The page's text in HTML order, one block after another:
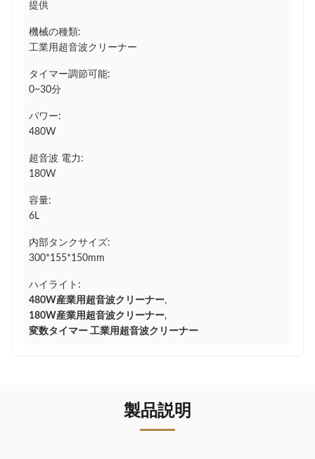
提供
機械の種類:
工業用超音波クリーナー
タイマー調節可能:
0~30分
パワー:
480W
超音波 電力:
180W
容量:
6L
内部タンクサイズ:
300*155*150mm
ハイライト:
480W産業用超音波クリーナー,
180W産業用超音波クリーナー,
変数タイマー 工業用超音波クリーナー
製品説明